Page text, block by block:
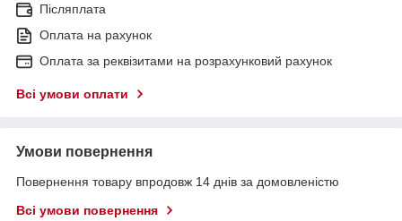
Післяплата
Оплата на рахунок
Оплата за реквізитами на розрахунковий рахунок
Всі умови оплати
Умови повернення
Повернення товару впродовж 14 днів за домовленістю
Всі умови повернення